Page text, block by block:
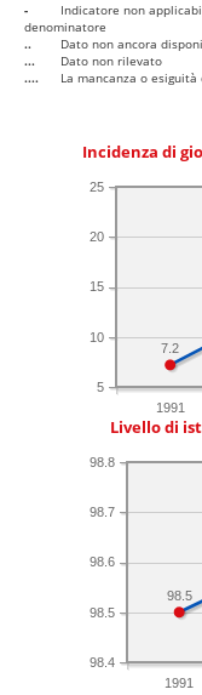
-
Indicatore non
denominatore
..
Dato non ancora
...
Dato non rilevato
....
La mancanza o
Incidenza di
1991
5
10
15
20
25
7.2
Livello di
1991
98.4
98.5
98.6
98.7
98.8
98.5